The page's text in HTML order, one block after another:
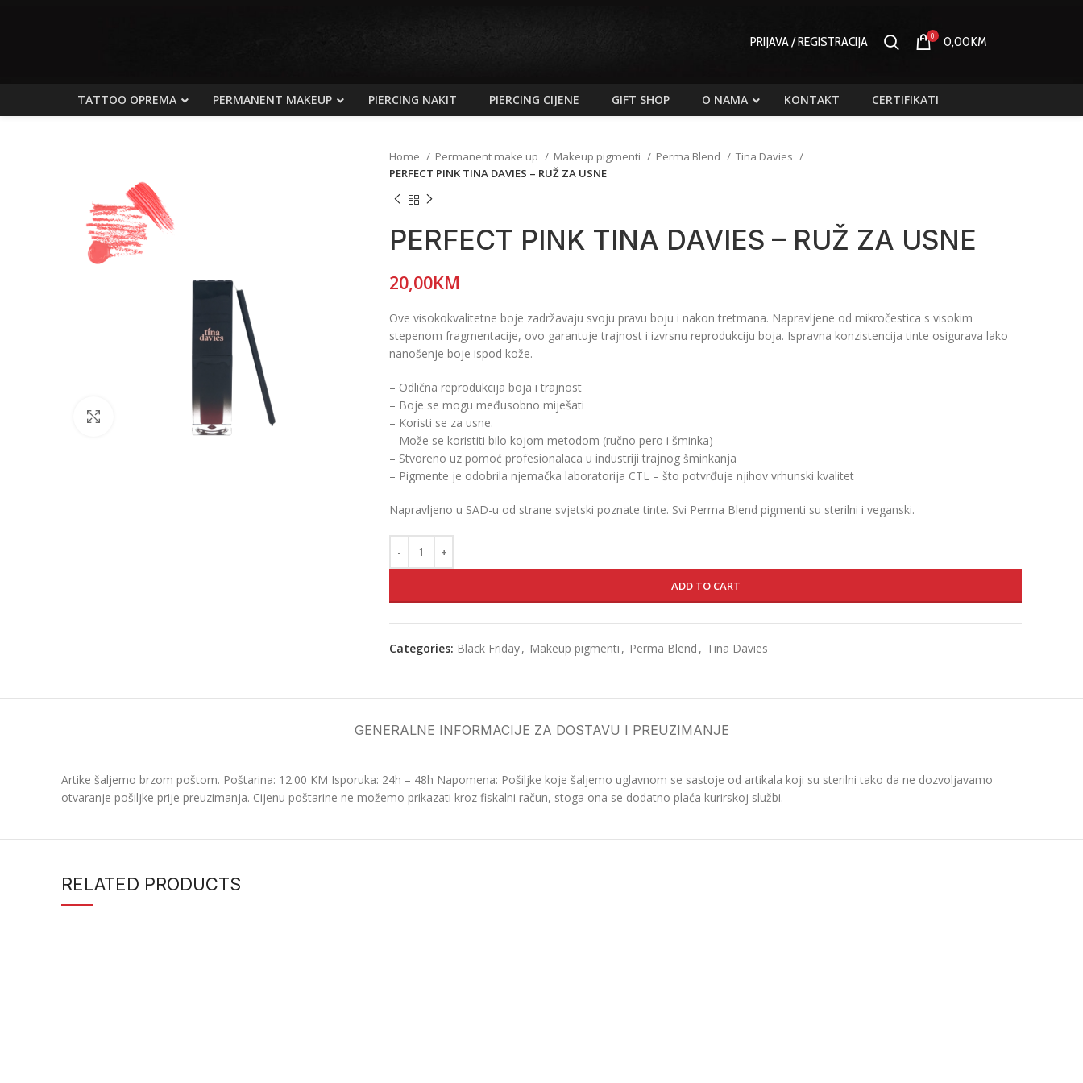
PRIJAVA / REGISTRACIJA 0 0,00KM
TATTOO OPREMA PERMANENT MAKEUP PIERCING NAKIT PIERCING CIJENE GIFT SHOP O NAMA KONTAKT CERTIFIKATI
Click to enlarge
Home Permanent make up Makeup pigmenti Perma Blend
Tina Davies
PERFECT PINK TINA DAVIES – RUŽ ZA USNE
PERFECT PINK TINA DAVIES – RUŽ ZA USNE
20,00KM
Ove visokokvalitetne boje zadržavaju svoju pravu boju i nakon tretmana. Napravljene od mikročestica s visokim
stepenom fragmentacije, ovo garantuje trajnost i izvrsnu reprodukciju boja. Ispravna konzistencija tinte osigurava lako
nanošenje boje ispod kože.
– Odlična reprodukcija boja i trajnost
– Boje se mogu međusobno miješati
– Koristi se za usne.
– Može se koristiti bilo kojom metodom (ručno pero i šminka)
– Stvoreno uz pomoć profesionalaca u industriji trajnog šminkanja
– Pigmente je odobrila njemačka laboratorija CTL – što potvrđuje njihov vrhunski kvalitet
Napravljeno u SAD-u od strane svjetski poznate tinte. Svi Perma Blend pigmenti su sterilni i veganski.
ADD TO CART
Categories: Black Friday, Makeup pigmenti , Perma Blend , Tina Davies
GENERALNE INFORMACIJE ZA DOSTAVU I PREUZIMANJE
Artike šaljemo brzom poštom. Poštarina: 12.00 KM Isporuka: 24h – 48h Napomena: Pošiljke koje šaljemo uglavnom se sastoje od artikala koji su sterilni tako da ne dozvoljavamo
otvaranje pošiljke prije preuzimanja. Cijenu poštarine ne možemo prikazati kroz fiskalni račun, stoga ona se dodatno plaća kurirskoj službi.
RELATED PRODUCTS